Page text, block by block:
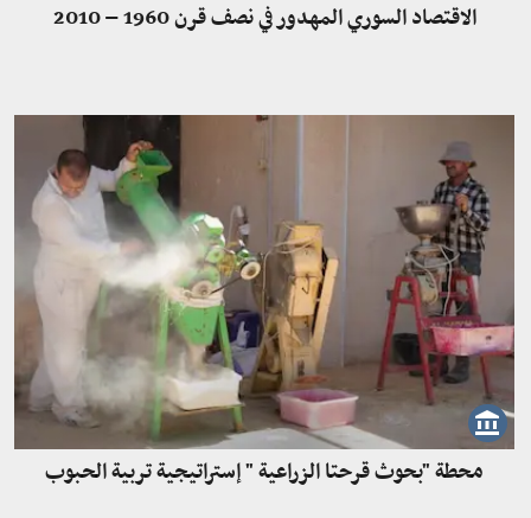
الاقتصاد السوري المهدور في نصف قرن 1960 – 2010
محطة "بحوث قرحتا الزراعية " إستراتيجية تربية الحبوب